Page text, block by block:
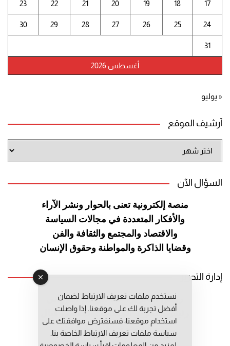
أغسطس 2026
17
18
19
20
21
22
23
24
25
26
27
28
29
30
31
« يوليو
أرشيف الموقع
الموقع
السؤال الآن
منصة إلكترونية تعنى بالحوار ونشر الآراء
والأفكار المتعددة في مجالات السياسة
والاقتصاد والمجتمع والثقافة والفن
وقضايا الذاكرة والمواطنة وحقوق الإنسان
إدارة التحرير
رئيس التحرير: عبد الرحيم التوراني
رئيس التحرير المساعد: المعطي قبال
مديرة التحرير: فاطمة حوحو
نستخدم ملفات تعريف الارتباط لضمان
أفضل تجربة لك على موقعنا. إذا واصلت
استخدام موقعنا، فسنفترض موافقتك على
سياسة ملفات تعريف الارتباط الخاصة بنا.